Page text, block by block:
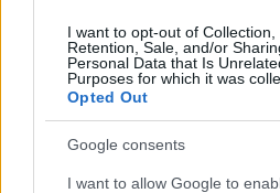
I want to opt-out of Collection,
Retention, Sale, and/or
Personal Data that Is
Purposes for which it was
Opted Out
Google consents
I want to allow Google to